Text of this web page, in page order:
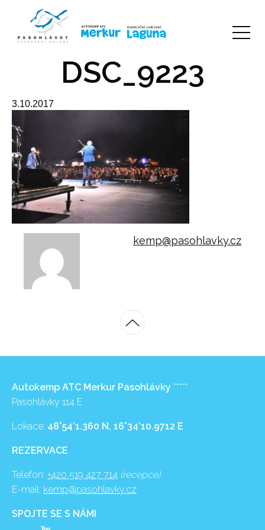
DSC_9223
3.10.2017
kemp@pasohlavky.cz
Autokemp ATC Merkur Pasohlávky *****
Pasohlávky 114 E
Lokace: 48°54’1.360 N, 16°34’10.9712 E
REZERVACE
Telefon: +420 519 427 714 (recepce)
E-mail: kemp@pasohlavky.cz
SPOJTE SE S NÁMI